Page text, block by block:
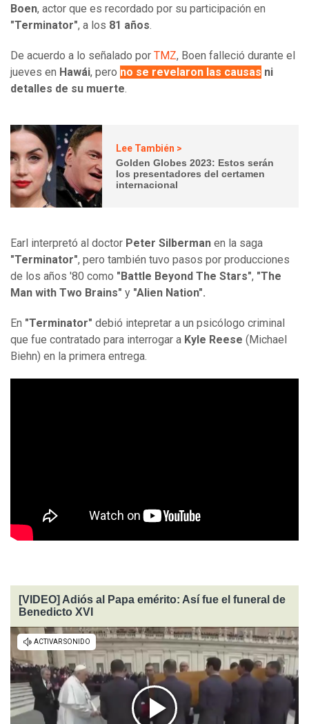
Boen, actor que es recordado por su participación en
"Terminator", a los 81 años.
De acuerdo a lo señalado por TMZ, Boen falleció durante el
jueves en Hawái, pero no se revelaron las causas ni
detalles de su muerte.
Lee También >
Golden Globes 2023: Estos serán
los presentadores del certamen
internacional
Earl interpretó al doctor Peter Silberman en la saga
"Terminator", pero también tuvo pasos por producciones
de los años '80 como "Battle Beyond The Stars", "The
Man with Two Brains" y "Alien Nation".
En "Terminator" debió intepretar a un psicólogo criminal
que fue contratado para interrogar a Kyle Reese (Michael
Biehn) en la primera entrega.
[VIDEO] Adiós al Papa emérito: Así fue el funeral de
Benedicto XVI